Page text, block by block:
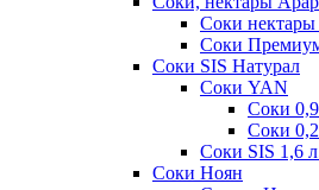
Соки нектары
Соки
Соки SIS Натурал
Соки YAN
Соки
Соки
Соки SIS 1,6
Соки Ноян